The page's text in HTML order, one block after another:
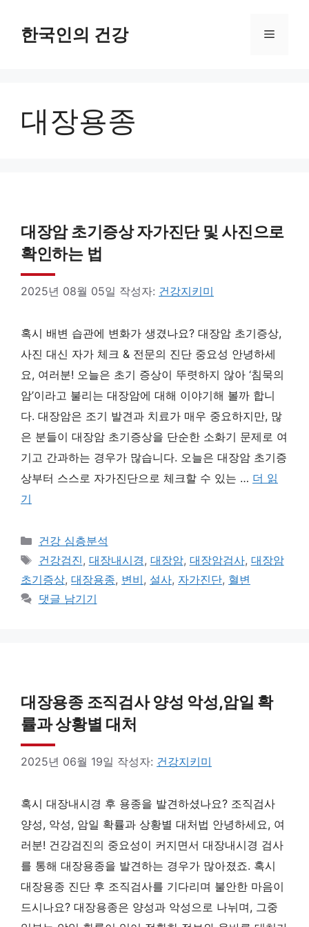
한국인의 건강 메
대장용종
대장암 초기증상 자가진단 및 사진으로
확인하는 법
2025년 08월 05일 작성자: 건강지키미
혹시 배변 습관에 변화가 생겼나요? 대장암 초기증상,
사진 대신 자가 체크 & 전문의 진단 중요성 안녕하세
요, 여러분! 오늘은 초기 증상이 뚜렷하지 않아 ‘침묵의
암’이라고 불리는 대장암에 대해 이야기해 볼까 합니
다. 대장암은 조기 발견과 치료가 매우 중요하지만, 많
은 분들이 대장암 초기증상을 단순한 소화기 문제로 여
기고 간과하는 경우가 많습니다. 오늘은 대장암 초기증
상부터 스스로 자가진단으로 체크할 수 있는 … 더 읽
기
카
테
고
리
건강 심층분석
태
그
건강검진, 대장내시경, 대장암, 대장암검사, 대장암
초기증상, 대장용종, 변비, 설사, 자가진단, 혈변
댓글 남기기
대장용종 조직검사 양성 악성,암일 확
률과 상황별 대처
2025년 06월 19일 작성자: 건강지키미
혹시 대장내시경 후 용종을 발견하셨나요? 조직검사
양성, 악성, 암일 확률과 상황별 대처법 안녕하세요, 여
러분! 건강검진의 중요성이 커지면서 대장내시경 검사
를 통해 대장용종을 발견하는 경우가 많아졌죠. 혹시
대장용종 진단 후 조직검사를 기다리며 불안한 마음이
드시나요? 대장용종은 양성과 악성으로 나뉘며, 그중